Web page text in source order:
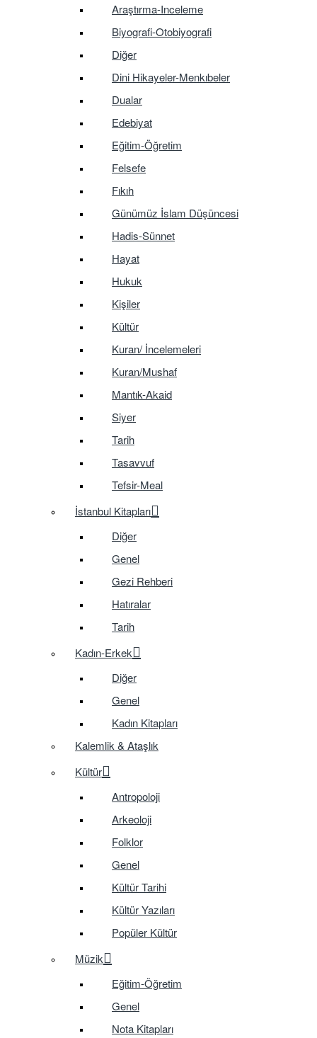
Araştırma-Inceleme
Biyografi-Otobiyografi
Diğer
Dini Hikayeler-Menkıbeler
Dualar
Edebiyat
Eğitim-Öğretim
Felsefe
Fıkıh
Günümüz İslam Düşüncesi
Hadis-Sünnet
Hayat
Hukuk
Kişiler
Kültür
Kuran/ İncelemeleri
Kuran/Mushaf
Mantık-Akaid
Siyer
Tarih
Tasavvuf
Tefsir-Meal
İstanbul Kitapları
Diğer
Genel
Gezi Rehberi
Hatıralar
Tarih
Kadın-Erkek
Diğer
Genel
Kadın Kitapları
Kalemlik & Ataşlık
Kültür
Antropoloji
Arkeoloji
Folklor
Genel
Kültür Tarihi
Kültür Yazıları
Popüler Kültür
Müzik
Eğitim-Öğretim
Genel
Nota Kitapları